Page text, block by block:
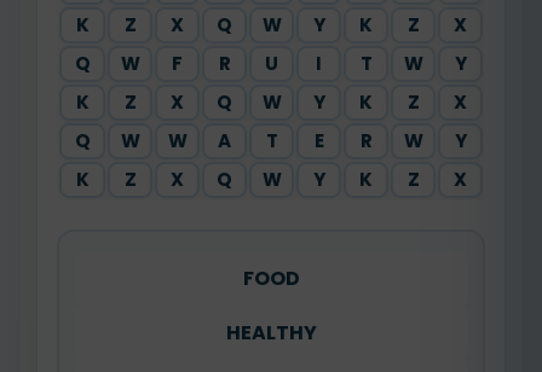
K
Z X Q W Y K Z
X
Q
W F R U I T W
Y
K
Z X Q W Y K Z
X
Q
W W A T E R W
Y
K
Z X Q W Y K Z X
FOOD
HEALTHY